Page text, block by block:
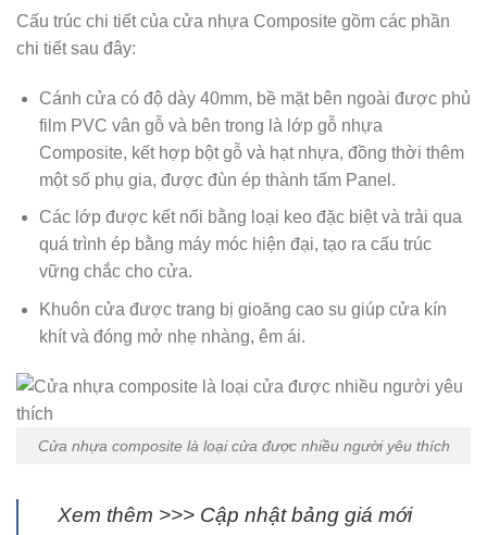
Cấu trúc chi tiết của cửa nhựa Composite gồm các phần
chi tiết sau đây:
Cánh cửa có độ dày 40mm, bề mặt bên ngoài được phủ
film PVC vân gỗ và bên trong là lớp gỗ nhựa
Composite, kết hợp bột gỗ và hạt nhựa, đồng thời thêm
một số phụ gia, được đùn ép thành tấm Panel.
Các lớp được kết nối bằng loại keo đặc biệt và trải qua
quá trình ép bằng máy móc hiện đại, tạo ra cấu trúc
vững chắc cho cửa.
Khuôn cửa được trang bị gioăng cao su giúp cửa kín
khít và đóng mở nhẹ nhàng, êm ái.
Cửa nhựa composite là loại cửa được nhiều người yêu thích
Xem thêm >>> Cập nhật bảng giá mới